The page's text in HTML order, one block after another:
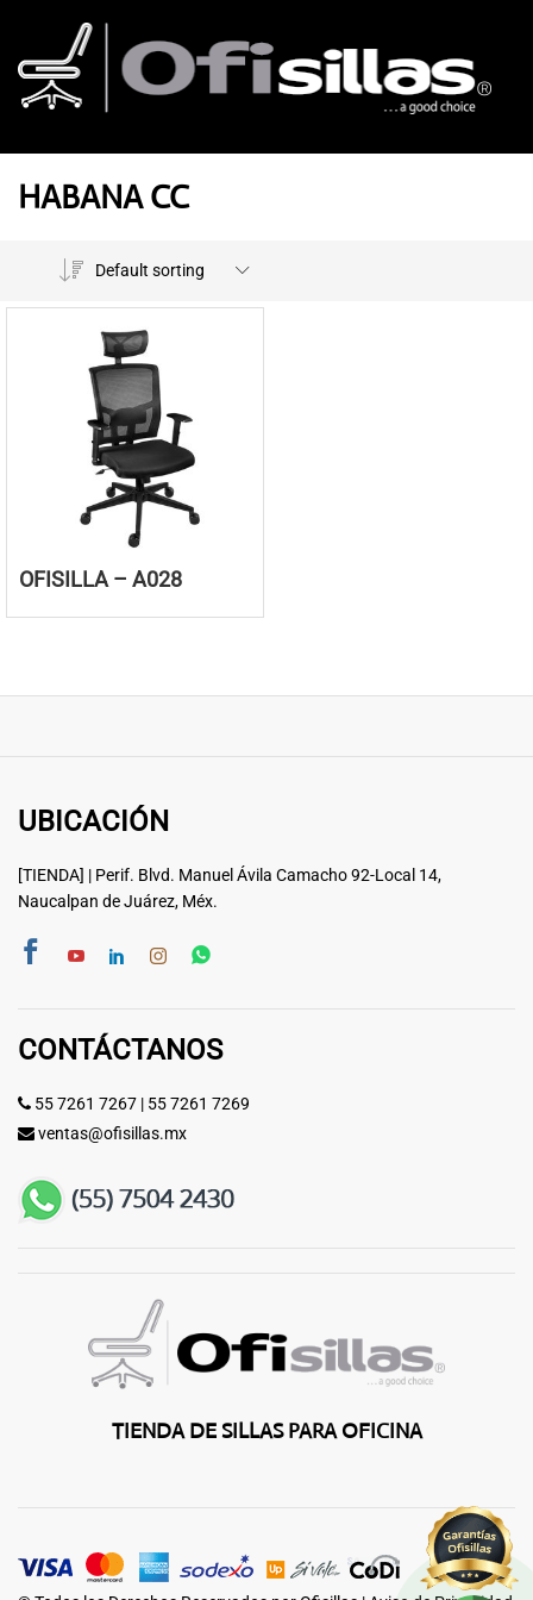
HABANA CC
Default sorting
OFISILLA – A028
UBICACIÓN
[TIENDA] | Perif. Blvd. Manuel Ávila Camacho 92-Local 14,
Naucalpan de Juárez, Méx.
CONTÁCTANOS
55 7261 7267 | 55 7261 7269
ventas@ofisillas.mx
TIENDA DE SILLAS PARA OFICINA